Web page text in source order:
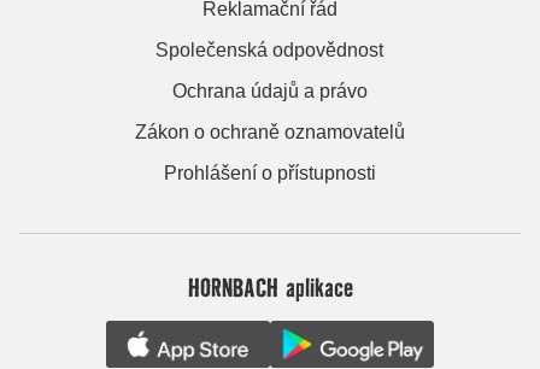
Reklamační řád
Společenská odpovědnost
Ochrana údajů a právo
Zákon o ochraně oznamovatelů
Prohlášení o přístupnosti
HORNBACH aplikace